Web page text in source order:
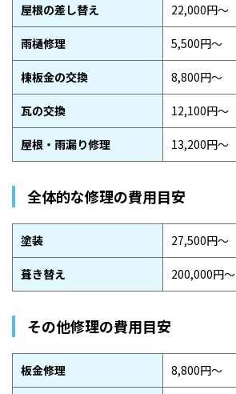
屋根の差し替え 22,000円〜
雨樋修理 5,500円〜
棟板金の交換 8,800円〜
瓦の交換 12,100円〜
屋根・雨漏り修理 13,200円〜
全体的な修理の費用目安
塗装 27,500円〜
葺き替え 200,000円〜
その他修理の費用目安
板金修理 8,800円〜